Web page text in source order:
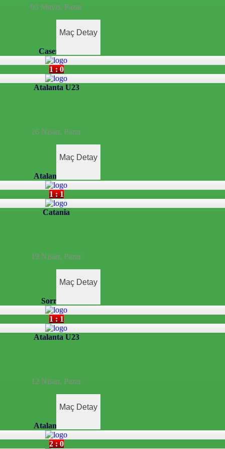
03 Mayıs, Pazar
Maç Detay
Casertana
1 : 0
Atalanta U23
26 Nisan, Pazar
Maç Detay
Atalanta U23
1 : 1
Catania
19 Nisan, Pazar
Maç Detay
Sorrento
1 : 1
Atalanta U23
12 Nisan, Pazar
Maç Detay
Atalanta U23
2 : 0